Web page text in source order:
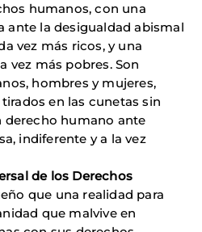
humanos, con una
ante la desigualdad abismal
vez más ricos, y una
vez más pobres. Son
hombres y mujeres,
en las cunetas sin
derecho humano ante
indiferente y a la vez
de los Derechos
que una realidad para
que malvive en